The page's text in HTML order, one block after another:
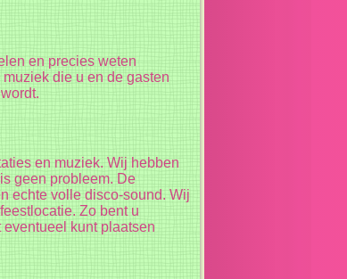
en precies weten
die u en de gasten
en muziek. Wij hebben
geen probleem. De
echte volle disco-sound. Wij
Zo bent u
kunt plaatsen